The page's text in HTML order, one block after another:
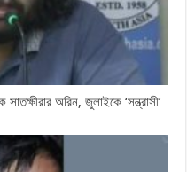
অরিন, জুলাইকে ‘সন্ত্রাসী’